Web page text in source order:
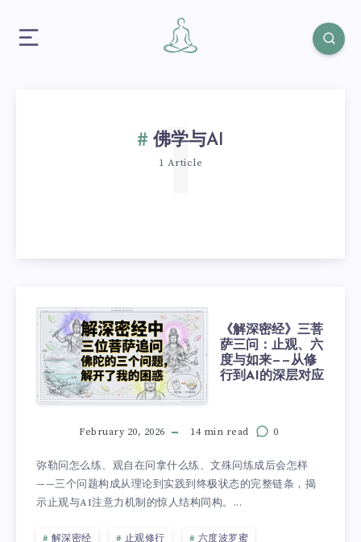
佛学与AI
1 Article
1
《解深密经》三菩
萨三问：止观、六
度与如来——从修
行到AI的深层对应
February 20, 2026 14 min read 0
弥勒问怎么练、观自在问拿什么练、文殊问练成后会怎样
——三个问题构成从理论到实践到终极状态的完整链条，揭
示止观与AI注意力机制的惊人结构同构。...
解深密经 止观修行 六度波罗蜜